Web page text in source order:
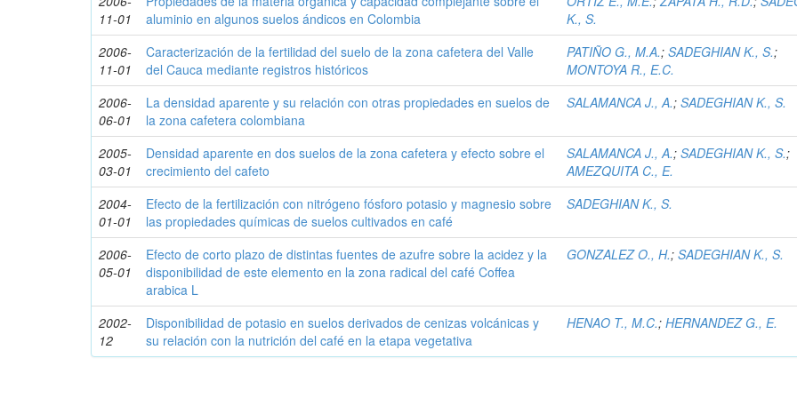
11-01
aluminio en algunos suelos ándicos en Colombia
K., S.
2006-
11-01
Caracterización de la fertilidad del suelo de la zona cafetera del Valle
del Cauca mediante registros históricos
PATIÑO G., M.A.;SADEGHIAN K., S.;
MONTOYA R., E.C.
2006-
06-01
La densidad aparente y su relación con otras propiedades en suelos de
la zona cafetera colombiana
SALAMANCA J., A.;SADEGHIAN K., S.
2005-
03-01
Densidad aparente en dos suelos de la zona cafetera y efecto sobre el
crecimiento del cafeto
SALAMANCA J., A.;SADEGHIAN K., S.;
AMEZQUITA C., E.
2004-
01-01
Efecto de la fertilización con nitrógeno fósforo potasio y magnesio sobre
las propiedades químicas de suelos cultivados en café
SADEGHIAN K., S.
2006-
05-01
Efecto de corto plazo de distintas fuentes de azufre sobre la acidez y la
disponibilidad de este elemento en la zona radical del café Coffea
arabica L
GONZALEZ O., H.;SADEGHIAN K., S.
2002-
12
Disponibilidad de potasio en suelos derivados de cenizas volcánicas y
su relación con la nutrición del café en la etapa vegetativa
HENAO T., M.C.;HERNANDEZ G., E.